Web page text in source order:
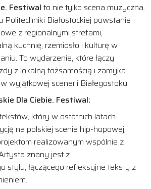
Festiwalto nie tylko scena muzyczna.
Politechniki Białostockiej powstanie
z regionalnymi strefami,
kuchnię, rzemiosło i kulturę w
To wydarzenie, które łączy
z lokalną tożsamością i zamyka
wyjątkowej scenerii Białegostoku.
Dla Ciebie. Festiwal:
który w ostatnich latach
na polskiej scenie hip-hopowej,
realizowanym wspólnie z
znany jest z
stylu, łączącego refleksyjne teksty z